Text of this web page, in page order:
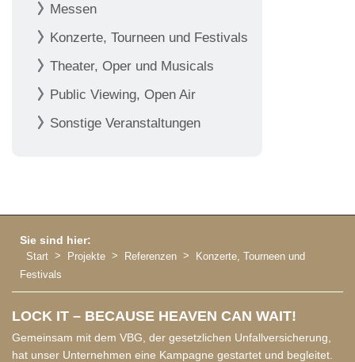
Messen
Konzerte, Tourneen und Festivals
Theater, Oper und Musicals
Public Viewing, Open Air
Sonstige Veranstaltungen
Sie sind hier:
Start Projekte Referenzen
Konzerte, Tourneen und
Festivals
LOCK IT – BECAUSE HEAVEN CAN WAIT!
Gemeinsam mit dem VBG, der gesetzlichen Unfallversicherung,
hat unser Unternehmen eine Kampagne gestartet und begleitet.